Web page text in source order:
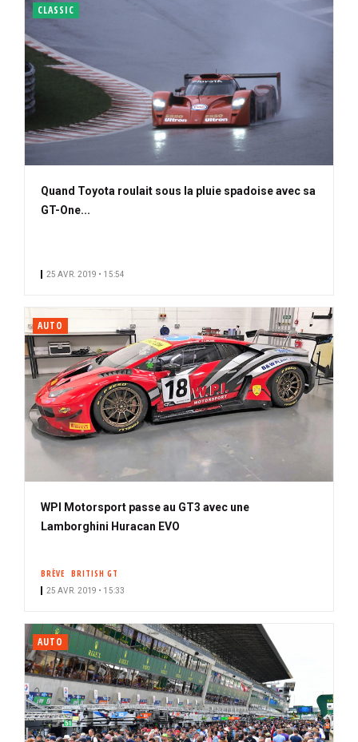
CLASSIC
Quand Toyota roulait sous la pluie spadoise avec sa
GT-One...
25 AVR. 2019 • 15:54
AUTO
WPI Motorsport passe au GT3 avec une
Lamborghini Huracan EVO
BRÈVE BRITISH GT
25 AVR. 2019 • 15:33
AUTO